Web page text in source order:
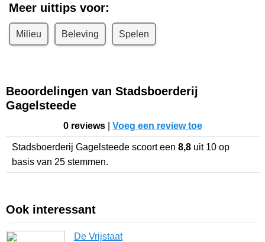
Meer uittips voor:
Milieu Beleving Spelen
Beoordelingen van Stadsboerderij
Gagelsteede
0 reviews| Voeg een review toe
Stadsboerderij Gagelsteede scoort een 8,8 uit 10 op
basis van 25 stemmen.
Ook interessant
De Vrijstaat